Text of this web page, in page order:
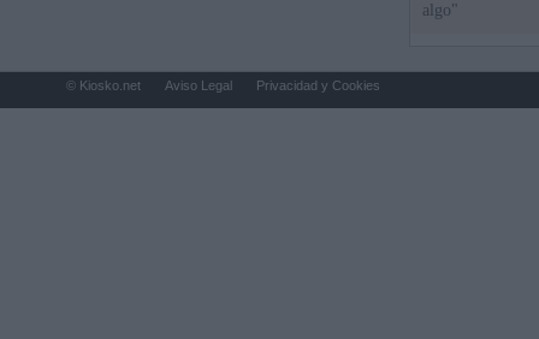
algo"
© Kiosko.net Aviso Legal Privacidad y Cookies